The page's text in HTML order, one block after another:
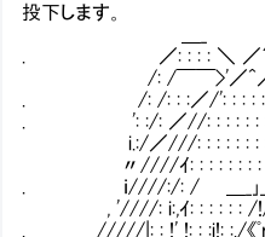
投下します。
＿_ _ =-
. ／: : : : ＼ ／´: :_i―-
/: /￣￣>'／^／´:ｌ: : :
. /: /: : :／/': : : : : : : : : :
. ': :/: ／//: : : : : : : : : : :
i.:/／///: : : : : : : : : : : : :
〃////ｲ: : : : : : : : : :.ﾊ: !:
. ｉ////:/: / ＿_｣__/ ',ﾊ
, '////: i:,ｲ: : : : : : /!/ ￣ |
. /////|: : !' !: : :i!: :./《ﾟ